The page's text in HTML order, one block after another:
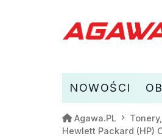
NOWOŚCI
Agawa.PL
Hewlett Packard (HP)